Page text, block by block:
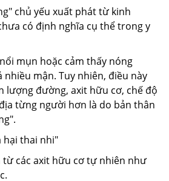
chủ yếu xuất phát từ kinh
có định nghĩa cụ thể trong y
mụn hoặc cảm thấy nóng
nhiều mận. Tuy nhiên, điều này
lượng đường, axit hữu cơ, chế độ
từng người hơn là do bản thân
hại thai nhi"
từ các axit hữu cơ tự nhiên như